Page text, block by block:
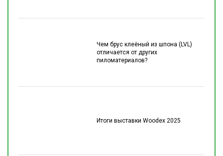
Чем брус клеёный из шпона (LVL)
отличается от других
пиломатериалов?
Итоги выставки Woodex 2025